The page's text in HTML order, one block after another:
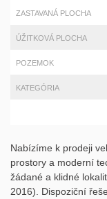
ZASTAVANÁ PLOCHA
ÚŽITKOVÁ PLOCHA
POZEMOK
KATEGÓRIA
Nabízíme k prodeji
prostory a moderní
žádané a klidné
2016). Dispoziční